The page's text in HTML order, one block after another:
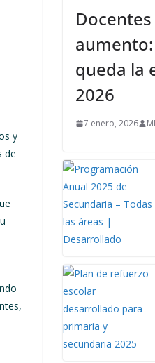
y
de
queda la
2026
7 enero, 2026